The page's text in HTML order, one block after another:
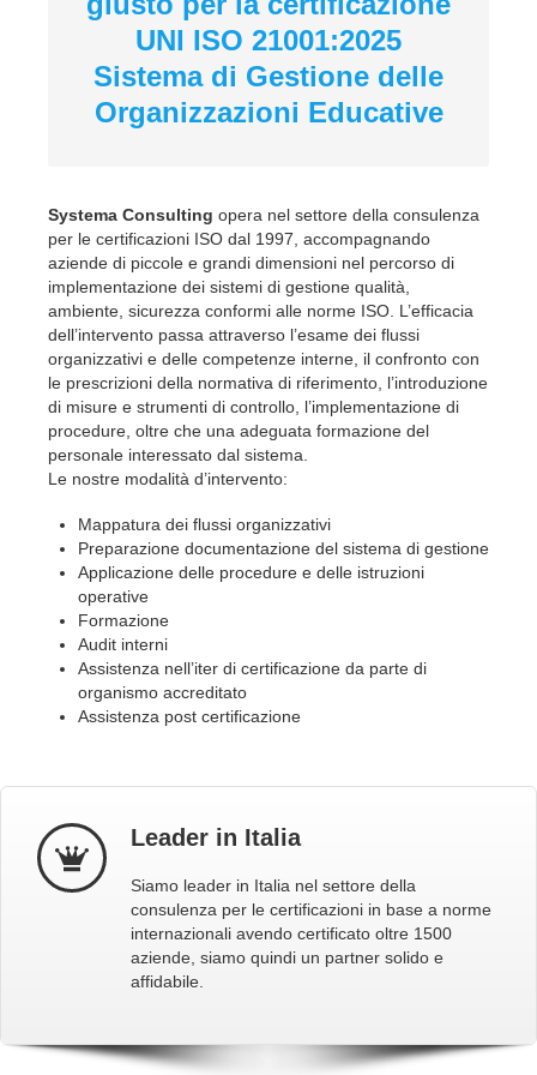
UNI ISO 21001:2025
Sistema di Gestione delle
Organizzazioni Educative
Systema Consulting opera nel settore della consulenza
per le certificazioni ISO dal 1997, accompagnando
aziende di piccole e grandi dimensioni nel percorso di
implementazione dei sistemi di gestione qualità,
ambiente, sicurezza conformi alle norme ISO. L’efficacia
dell’intervento passa attraverso l’esame dei flussi
organizzativi e delle competenze interne, il confronto con
le prescrizioni della normativa di riferimento, l’introduzione
di misure e strumenti di controllo, l’implementazione di
procedure, oltre che una adeguata formazione del
personale interessato dal sistema.
Le nostre modalità d’intervento:
Mappatura dei flussi organizzativi
Preparazione documentazione del sistema di gestione
Applicazione delle procedure e delle istruzioni
operative
Formazione
Audit interni
Assistenza nell’iter di certificazione da parte di
organismo accreditato
Assistenza post certificazione
Leader in Italia
Siamo leader in Italia nel settore della
consulenza per le certificazioni in base a norme
internazionali avendo certificato oltre 1500
aziende, siamo quindi un partner solido e
affidabile.